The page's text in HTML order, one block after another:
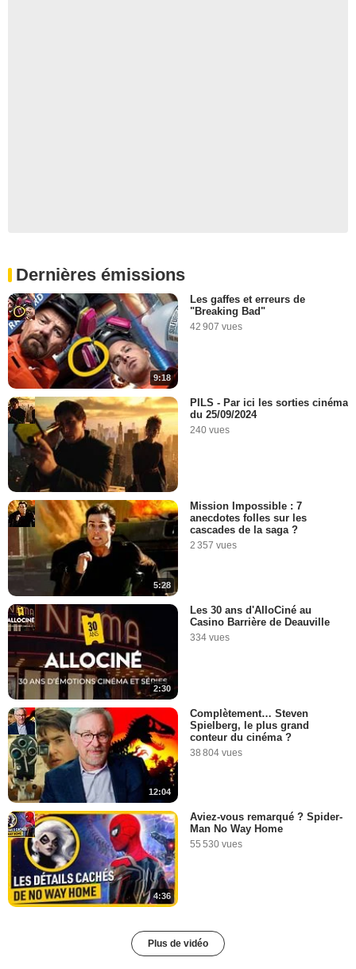
Dernières émissions
9:18
Les gaffes et erreurs de
"Breaking Bad"
42 907 vues
PILS - Par ici les sorties cinéma
du 25/09/2024
240 vues
5:28
Mission Impossible : 7
anecdotes folles sur les
cascades de la saga ?
2 357 vues
2:30
Les 30 ans d'AlloCiné au
Casino Barrière de Deauville
334 vues
12:04
Complètement… Steven
Spielberg, le plus grand
conteur du cinéma ?
38 804 vues
4:36
Aviez-vous remarqué ? Spider-
Man No Way Home
55 530 vues
Plus de vidéo